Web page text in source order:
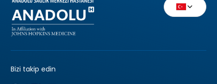
Bizi takip edin